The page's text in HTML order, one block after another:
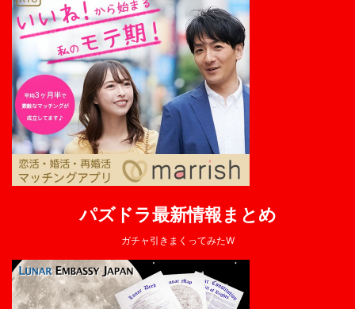
パズドラ最新情報まとめ
ガチャ引きまくってみたW